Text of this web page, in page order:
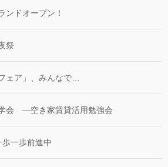
ンドオープン！
祭
ェア」、みんなで…
会 ―空き家賃貸活用勉強会
一歩前進中